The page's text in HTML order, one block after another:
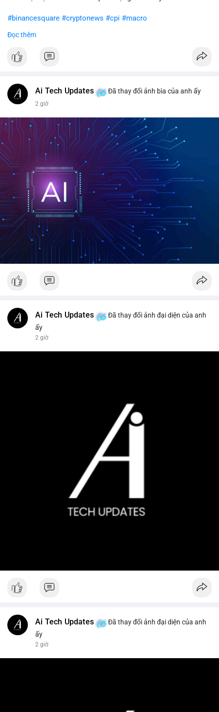
#binancesquare #cryptonews #cpi #macro
$btc $eth
#vlikevn #titanbot
Đọc thêm
Ai Tech Updates Đã thay đổi ảnh bìa của anh ấy
2 giờ
Ai Tech Updates
Đã thay đổi ảnh đại diện của anh
ấy
2 giờ
Ai Tech Updates
Đã thay đổi ảnh đại diện của anh
ấy
2 giờ